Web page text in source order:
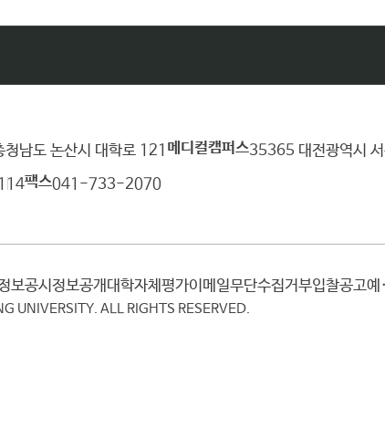
청남도 논산시 대학로 121 메디컬캠퍼스 35365 대전광역시
팩스 041-733-2070
정보공시 정보공개 대학자체평가 이메일무단수집거부 입찰공고
UNIVERSITY. ALL RIGHTS RESERVED.